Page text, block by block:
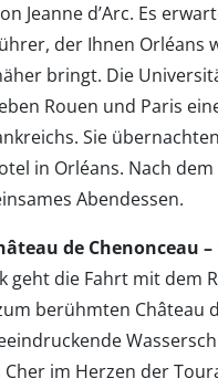
Jeanne d’Arc. Es
der Ihnen Orléans
bringt. Die
Rouen und Paris
Sie
in Orléans. Nach dem
Abendessen.
de Chenonceau
geht die Fahrt mit dem
berühmten Château
im Herzen der